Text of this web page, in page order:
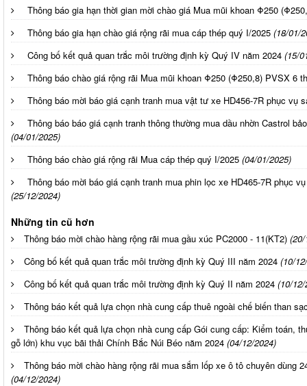
Thông báo gia hạn thời gian mời chào giá Mua mũi khoan Φ250
Thông báo gia hạn chào giá rộng rãi mua cáp thép quý I/2025 (18/01/
Công bố kết quả quan trắc môi trường định kỳ Quý IV năm 2024 (15/
Thông báo chào giá rộng rãi Mua mũi khoan Φ250 (Φ250,8) PVSX 6
Thông báo mời báo giá cạnh tranh mua vật tư xe HD456-7R phục vụ
Thông báo báo giá cạnh tranh thông thường mua dầu nhờn Castrol
(04/01/2025)
Thông báo chào giá rộng rãi Mua cáp thép quý I/2025 (04/01/2025)
Thông báo mời báo giá cạnh tranh mua phin lọc xe HD465-7R phục
(25/12/2024)
Những tin cũ hơn
Thông báo mời chào hàng rộng rãi mua gầu xúc PC2000 - 11(KT2)
Công bố kết quả quan trắc môi trường định kỳ Quý III năm 2024 (10/
Công bố kết quả quan trắc môi trường định kỳ Quý II năm 2024 (10/
Thông báo kết quả lựa chọn nhà cung cấp thuê ngoài chế biến than
Thông báo kết quả lựa chọn nhà cung cấp Gói cung cấp: Kiểm toán,
gỗ lớn) khu vục bãi thải Chính Bắc Núi Béo năm 2024 (04/12/2024)
Thông báo mời chào hàng rộng rãi mua sắm lốp xe ô tô chuyên dùng
(04/12/2024)